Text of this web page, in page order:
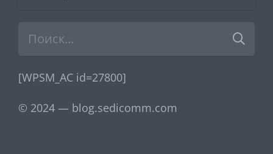
[WPSM_AC id=27800]
© 2024 — blog.sedicomm.com